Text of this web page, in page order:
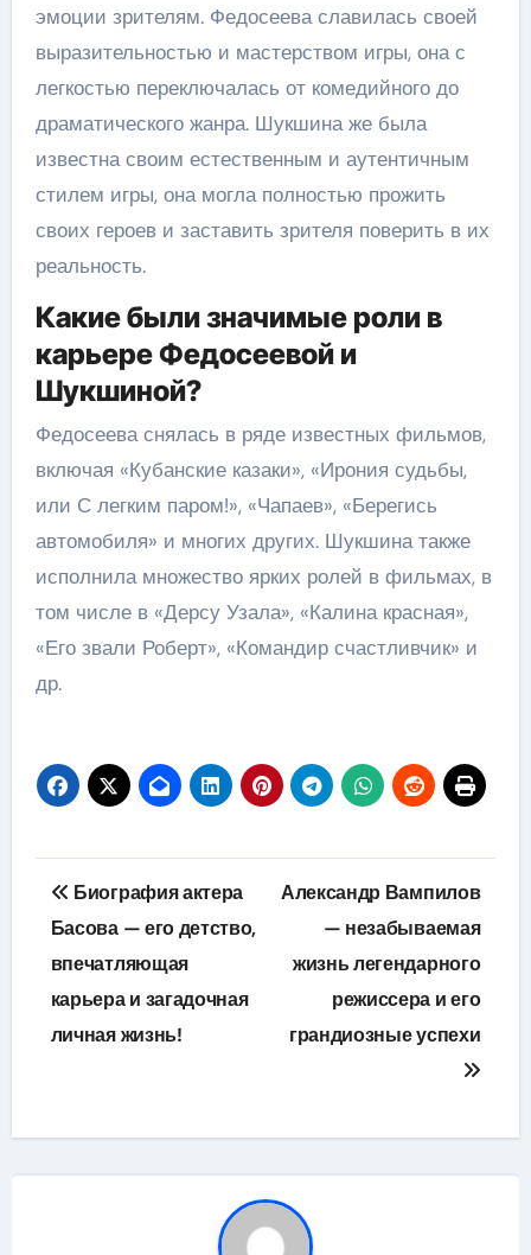
эмоции зрителям. Федосеева славилась своей
выразительностью и мастерством игры, она с
легкостью переключалась от комедийного до
драматического жанра. Шукшина же была
известна своим естественным и аутентичным
стилем игры, она могла полностью прожить
своих героев и заставить зрителя поверить в их
реальность.
Какие были значимые роли в
карьере Федосеевой и
Шукшиной?
Федосеева снялась в ряде известных фильмов,
включая «Кубанские казаки», «Ирония судьбы,
или С легким паром!», «Чапаев», «Берегись
автомобиля» и многих других. Шукшина также
исполнила множество ярких ролей в фильмах, в
том числе в «Дерсу Узала», «Калина красная»,
«Его звали Роберт», «Командир счастливчик» и
др.
Навигация
по
записям
Биография актера
Басова — его детство,
впечатляющая
карьера и загадочная
личная жизнь!
Александр Вампилов
— незабываемая
жизнь легендарного
режиссера и его
грандиозные успехи